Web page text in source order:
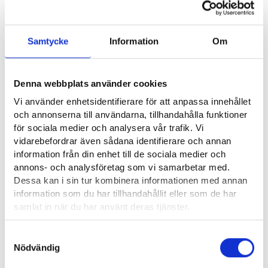
Samtycke Information Om
Denna webbplats använder cookies
Vi använder enhetsidentifierare för att anpassa innehållet
och annonserna till användarna, tillhandahålla funktioner
för sociala medier och analysera vår trafik. Vi
vidarebefordrar även sådana identifierare och annan
information från din enhet till de sociala medier och
annons- och analysföretag som vi samarbetar med.
Dessa kan i sin tur kombinera informationen med annan
information som du har tillhandahållit eller som de har
samlat in när du har använt deras tjänster.
Cookies
Nödvändig
Rollen kräver intresse för juridiska frågor samt förmåga att
förstå hur rättssystemet fungerar. Yrket kräver juridiskt
kunnande, och det ger en bra grund för att lära sig
övergripande om dataskyddsreglering.
Vad är det bästa med ditt yrke?
Viktiga egenskaper i mitt arbete är god samarbets- och
informationssökningsförmåga, noggrannhet och vilja att lära
sig nytt. Dataskyddsregleringen, beslutspraxisen och
anvisningarna förnyas hela tiden, så arbetsuppgifterna
förutsätter kontinuerlig utveckling av yrkesfärdigheten.
Det bästa med mitt yrke är att jag får arbeta med
och internationell nivå, den offentliga och den privata sektorn
samt många olika branscher. Därför är arbetsuppgifterna